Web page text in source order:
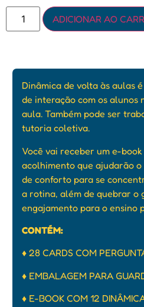
ADICIONAR AO
Dinâmica de volta às aulas
de interação com os alunos
aula. Também pode ser
tutoria coletiva.
Você vai receber um e-
acolhimento que ajudarão
de conforto para se
a rotina, além de quebrar
engajamento para o ensino
CONTÉM:
♦ 28 CARDS COM
♦ EMBALAGEM PARA
♦ E-BOOK COM 12